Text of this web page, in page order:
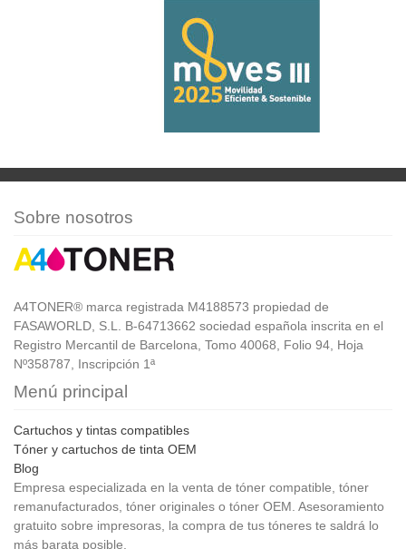
Sobre nosotros
A4TONER® marca registrada M4188573 propiedad de
FASAWORLD, S.L. B-64713662 sociedad española inscrita en el
Registro Mercantil de Barcelona, Tomo 40068, Folio 94, Hoja
Nº358787, Inscripción 1ª
Menú principal
Cartuchos y tintas compatibles
Tóner y cartuchos de tinta OEM
Blog
Empresa especializada en la venta de tóner compatible, tóner
remanufacturados, tóner originales o tóner OEM. Asesoramiento
gratuito sobre impresoras, la compra de tus tóneres te saldrá lo
más barata posible.